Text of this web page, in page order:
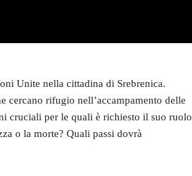
Unite nella cittadina di Srebrenica.
cercano rifugio nell’accampamento delle
cruciali per le quali è richiesto il suo ruolo
o la morte? Quali passi dovrà